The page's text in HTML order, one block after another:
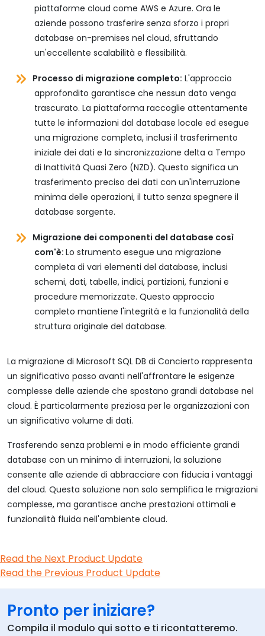
piattaforme cloud come AWS e Azure. Ora le
aziende possono trasferire senza sforzo i propri
database on-premises nel cloud, sfruttando
un'eccellente scalabilità e flessibilità.
Processo di migrazione completo: L'approccio
approfondito garantisce che nessun dato venga
trascurato. La piattaforma raccoglie attentamente
tutte le informazioni dal database locale ed esegue
una migrazione completa, inclusi il trasferimento
iniziale dei dati e la sincronizzazione delta a Tempo
di Inattività Quasi Zero (NZD). Questo significa un
trasferimento preciso dei dati con un'interruzione
minima delle operazioni, il tutto senza spegnere il
database sorgente.
Migrazione dei componenti del database così
com'è: Lo strumento esegue una migrazione
completa di vari elementi del database, inclusi
schemi, dati, tabelle, indici, partizioni, funzioni e
procedure memorizzate. Questo approccio
completo mantiene l'integrità e la funzionalità della
struttura originale del database.
La migrazione di Microsoft SQL DB di Concierto rappresenta
un significativo passo avanti nell'affrontare le esigenze
complesse delle aziende che spostano grandi database nel
cloud. È particolarmente preziosa per le organizzazioni con
un significativo volume di dati.
Trasferendo senza problemi e in modo efficiente grandi
database con un minimo di interruzioni, la soluzione
consente alle aziende di abbracciare con fiducia i vantaggi
del cloud. Questa soluzione non solo semplifica le migrazioni
complesse, ma garantisce anche prestazioni ottimali e
funzionalità fluida nell'ambiente cloud.
Read the Next Product Update
Read the Previous Product Update
Pronto per iniziare?
Compila il modulo qui sotto e ti ricontatteremo.